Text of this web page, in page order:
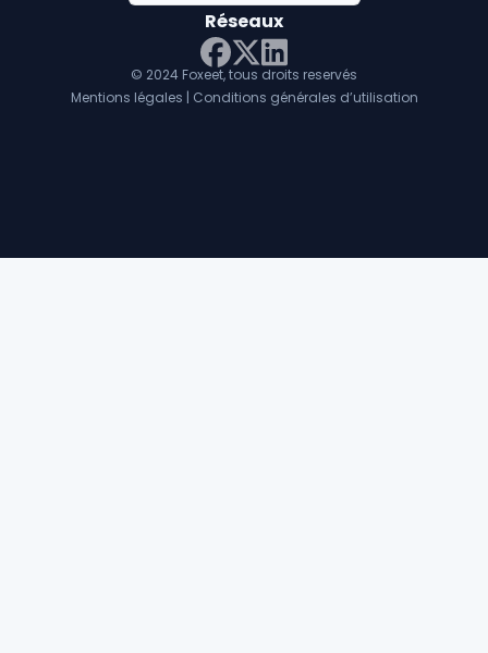
Réseaux
Facebook
Twitter X
LinkedIn
© 2024 Foxeet, tous droits reservés
Mentions légales | Conditions générales d’utilisation